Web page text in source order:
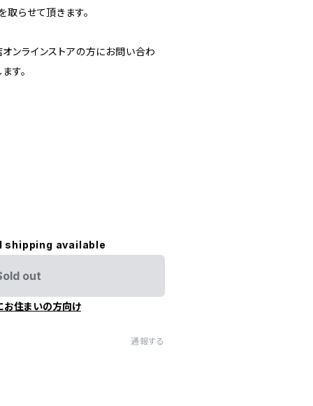
らせて頂きます。
ンラインストアの方にお問い合わ
す。
shipping available
out
お住まいの方向け
通報する